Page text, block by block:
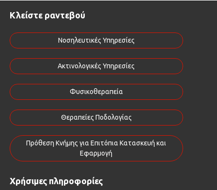
Κλείστε ραντεβού
Νοσηλευτικές Υπηρεσίες
Ακτινολογικές Υπηρεσίες
Φυσικοθεραπεία
Θεραπείες Ποδολογίας
Πρόθεση Κνήμης για Επιτόπια Κατασκευή και
Εφαρμογή
Χρήσιμες πληροφορίες